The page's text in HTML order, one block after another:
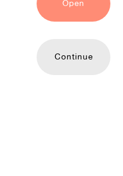
Open
Continue